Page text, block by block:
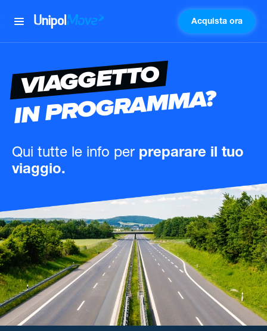
UnipolMove Acquista ora
VIAGGETTO
IN PROGRAMMA?
Qui tutte le info per preparare il tuo
viaggio.